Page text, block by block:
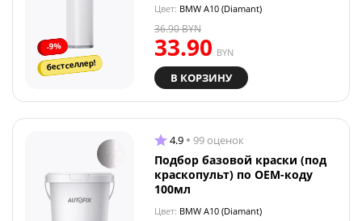
-9%
бестселлер!
Цвет: BMW A10 (Diamant)
33.90 BYN
36.90BYN
В КОРЗИНУ
4.9 99 оценок
Подбор базовой краски (под
краскопульт) по OEM-коду
100мл
Цвет: BMW A10 (Diamant)